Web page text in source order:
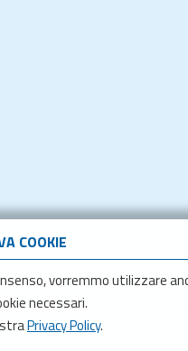
COOKIE
vorremmo utilizzare
necessari.
Privacy Policy.